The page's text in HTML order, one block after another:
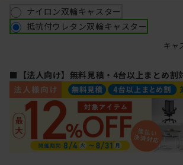
ナイロン双輪キャスター
抵抗付ウレタン双輪キャスター
キャ
■【法人向け】無料見積・4台以上まとめ割